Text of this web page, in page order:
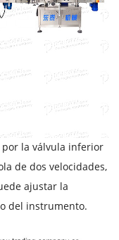
la válvula inferior
de dos velocidades,
ajustar la
del instrumento.